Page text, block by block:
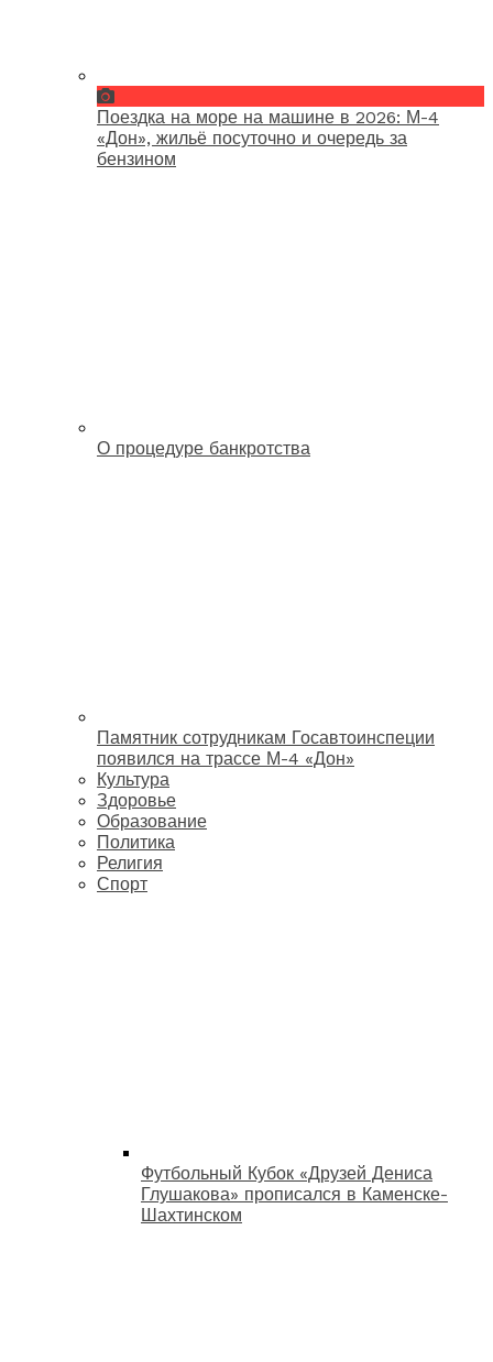
Поездка на море на машине в 2026: М-4
«Дон», жильё посуточно и очередь за
бензином
О процедуре банкротства
Памятник сотрудникам Госавтоинспеции
появился на трассе М-4 «Дон»
Культура
Здоровье
Образование
Политика
Религия
Спорт
Футбольный Кубок «Друзей Дениса
Глушакова» прописался в Каменске-
Шахтинском